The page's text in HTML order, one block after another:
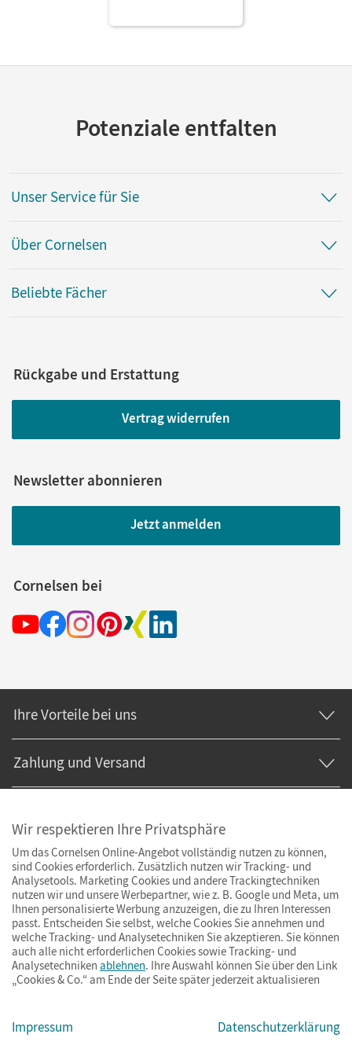
Potenziale entfalten
Unser Service für Sie
Über Cornelsen
Beliebte Fächer
Rückgabe und Erstattung
Vertrag widerrufen
Newsletter abonnieren
Jetzt anmelden
Cornelsen bei
Ihre Vorteile bei uns
Zahlung und Versand
© Cornelsen Verlag 2026
ImpressumAGBDatenschutzBarrierefreiheitCookies & Co.
Wir respektieren Ihre Privatsphäre
Um das Cornelsen Online-Angebot vollständig nutzen zu können,
sind Cookies erforderlich. Zusätzlich nutzen wir Tracking- und
Analysetools. Marketing Cookies und andere Trackingtechniken
nutzen wir und unsere Werbepartner, wie z. B. Google und Meta, um
Ihnen personalisierte Werbung anzuzeigen, die zu Ihren Interessen
passt. Entscheiden Sie selbst, welche Cookies Sie annehmen und
welche Tracking- und Analysetechniken Sie akzeptieren. Sie können
auch alle nicht erforderlichen Cookies sowie Tracking- und
Analysetechniken ablehnen. Ihre Auswahl können Sie über den Link
„Cookies & Co.“ am Ende der Seite später jederzeit aktualisieren
Impressum Datenschutzerklärung